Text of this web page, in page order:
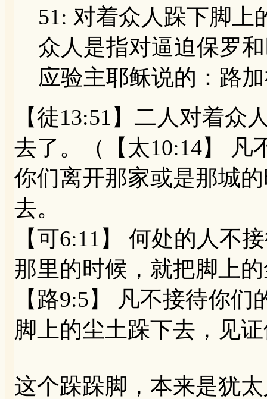
51: 对着众人跺下脚上
众人是指对逼迫保罗
应验主耶稣说的：路
【徒13:51】二人对着
去了。（【太10:14】 凡
你们离开那家或是那城
去。
【可6:11】 何处的人不
那里的时候，就把脚上
【路9:5】 凡不接待你
脚上的尘土跺下去，见
这个跺跺脚，本来是犹